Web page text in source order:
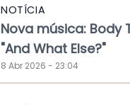
NOTÍCIA
Nova música: Body
"And What Else?"
8 Abr 2026 - 23:04